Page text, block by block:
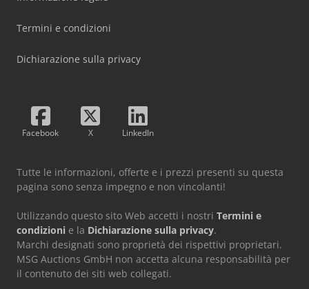
Termini e condizioni
Dichiarazione sulla privacy
Facebook X LinkedIn
Tutte le informazioni, offerte e i prezzi presenti su questa
pagina sono senza impegno e non vincolanti!
Utilizzando questo sito Web accetti i nostri Termini e
condizioni e la Dichiarazione sulla privacy.
Marchi designati sono proprietà dei rispettivi proprietari.
MSG Auctions GmbH non accetta alcuna responsabilità per
il contenuto dei siti web collegati.